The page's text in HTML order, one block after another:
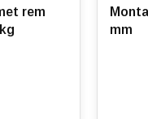
rem
mm